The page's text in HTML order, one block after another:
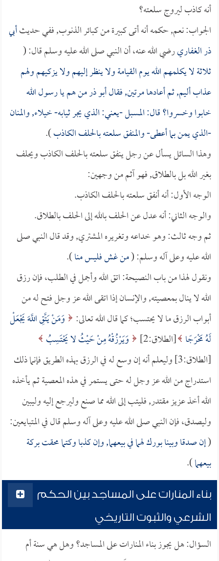
أنه كاذب ليروج سلعته؟
الجواب: نعم, حكمه أنه أتى كبيرة من كبائر الذنوب, ففي حديثأبي
ذر الغفاريرضي الله عنه، أن النبي صلى الله عليه وسلم قال: (
ثلاثة لا يكلمهم الله يوم القيامة ولا ينظر إليهم ولا يزكيهم ولهم
عذاب أليم, ثم أعادها مرتين, فقالأبو ذرمن هم يا رسول الله
خابوا وخسروا؟ قال: المسبل -يعني: الذي يجر ثيابه- خيلاء, والمنان
-الذي يمن بما أعطى- والمنفق سلعته بالحلف الكاذب).
وهذا السائل يسأل عن رجل ينفق سلعته بالحلف الكاذب ويحلف
بغير الله بل بالطلاق, فهو آثم من وجهين:
الوجه الأول: أنه أنفق سلعته بالحلف الكاذب.
والوجه الثاني: أنه عدل عن الحلف بالله إلى الحلف بالطلاق.
ثم وجه ثالث: وهو خداعه وتغريره المشتري, وقد قال النبي صلى
الله عليه وعلى آله وسلم: (من غش فليس منا).
ونقول لهذا من باب النصيحة: اتق الله وأجمل في الطلب، فإن رزق
الله لا ينال بمعصيته, والإنسان إذا اتقى الله عز وجل فتح له من
أبواب الرزق ما لا يحتسب؛ كما قال الله تعالى:
وَمَنْ يَتَّقِ اللَّهَ يَجْعَلْ
لَهُ مَخْرَجًا [الطلاق:2]
وَيَرْزُقْهُ مِنْ حَيْثُ لا يَحْتَسِبُ
[الطلاق:3] وليعلم أنه إن وسع له في الرزق بهذه الطريق فإنما ذلك
استدراج من الله عز وجل له حتى يستمر في هذه المعصية ثم يأخذه
الله أخذ عزيز مقتدر, فليتب إلى الله مما صنع وليرجع إليه وليبين
وليصدق، فإن النبي صلى الله عليه وعلى آله وسلم قال في المتبايعين:
(إن صدقا وبينا بورك لهما في بيعهما, وإن كذبا وكتما محقت بركة
بيعهما).
بناء المنارات على المساجد بين الحكم
الشرعي والثبوت التاريخي
السؤال: هل يجوز بناء المنارات على المساجد؟ وهل هي سنة أم